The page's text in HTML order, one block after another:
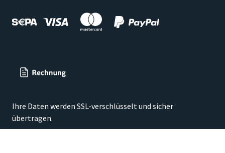
Ihre Daten werden SSL-verschlüsselt und sicher
übertragen.